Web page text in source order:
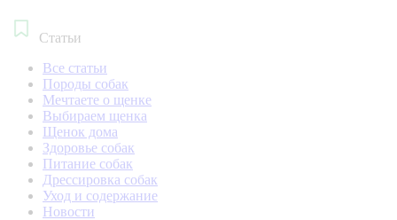
Статьи
Все статьи
Породы собак
Мечтаете о щенке
Выбираем щенка
Щенок дома
Здоровье собак
Питание собак
Дрессировка собак
Уход и содержание
Новости